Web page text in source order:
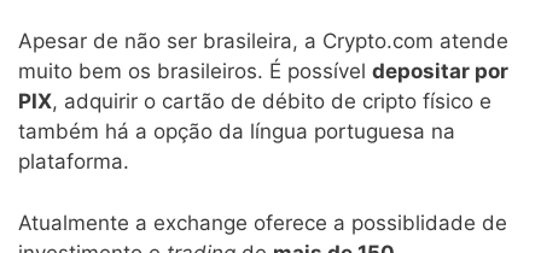
Apesar de não ser brasileira, a Crypto.com atende
muito bem os brasileiros. É possível depositar por
PIX, adquirir o cartão de débito de cripto físico e
também há a opção da língua portuguesa na
plataforma.
Atualmente a exchange oferece a possiblidade de